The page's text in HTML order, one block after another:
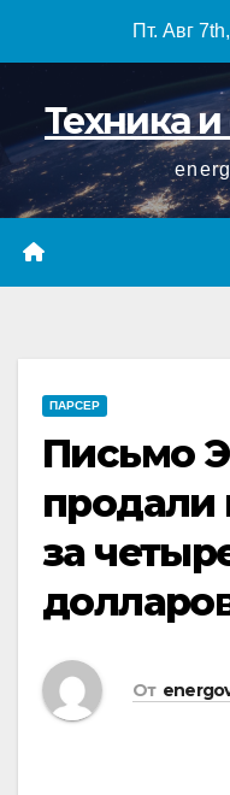
Пт. Авг
Техника
ПАРСЕР
Письмо
продали
за
От